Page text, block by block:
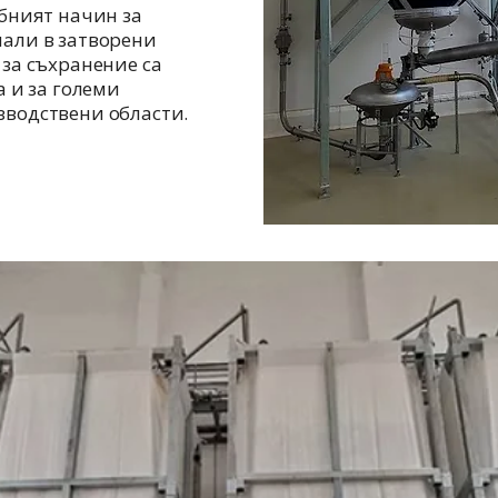
начин за
в затворени
съхранение са
и за големи
области.